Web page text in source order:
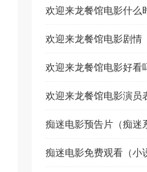
执笔
痴迷电影预告片（痴迷
痴迷电影免费观看（小